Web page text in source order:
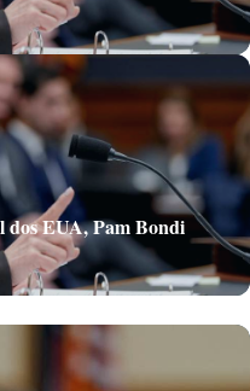
EUA, Pam Bondi